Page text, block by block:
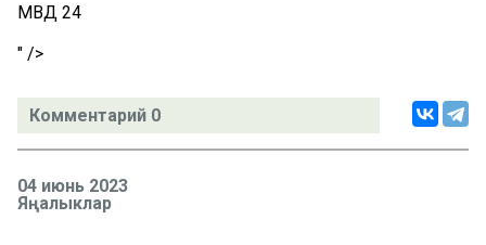
МВД 24
" />
Комментарий 0
04 июнь 2023
Яңалыклар